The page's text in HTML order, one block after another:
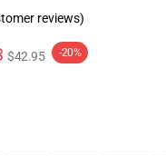
reviews)
$42.95 -20%